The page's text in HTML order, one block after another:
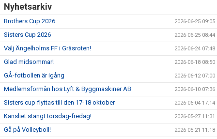
Nyhetsarkiv
Brothers Cup 2026 2026-06-25 09:05
Sisters Cup 2026 2026-06-25 08:44
Välj Ängelholms FF i Gräsroten! 2026-06-24 07:48
Glad midsommar! 2026-06-18 08:50
GÅ-fotbollen är igång 2026-06-12 07:00
Medlemsförmån hos Lyft & Byggmaskiner AB 2026-06-10 07:36
Sisters cup flyttas till den 17-18 oktober 2026-06-04 17:14
Kansliet stängt torsdag-fredag! 2026-05-27 11:31
Gå på Volleyboll! 2026-05-21 11:18